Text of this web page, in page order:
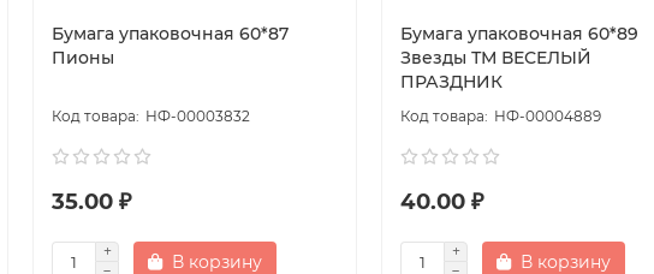
Бумага упаковочная 60*87
Пионы
НФ-00003832
35.00 ₽
В корзину
Бумага упаковочная 60*89
Звезды ТМ ВЕСЕЛЫЙ
ПРАЗДНИК
НФ-00004889
40.00 ₽
В корзину